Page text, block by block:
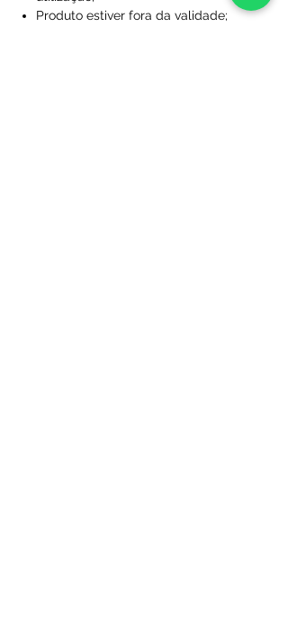
Produto estiver fora da validade;